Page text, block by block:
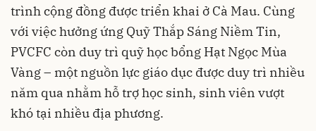
trình cộng đồng được triển khai ở Cà Mau. Cùng
với việc hưởng ứng Quỹ Thắp Sáng Niềm Tin,
PVCFC còn duy trì quỹ học bổng Hạt Ngọc Mùa
Vàng – một nguồn lực giáo dục được duy trì nhiều
năm qua nhằm hỗ trợ học sinh, sinh viên vượt
khó tại nhiều địa phương.